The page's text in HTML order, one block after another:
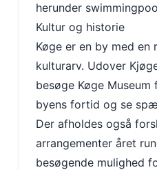
herunder
Kultur og historie
Køge er en by med en
kulturarv. Udover
besøge Køge
byens fortid og se
Der afholdes også
arrangementer året
besøgende mulighed